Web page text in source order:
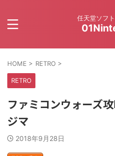
任天堂ソフ
HOME > RETRO >
RETRO
ファミコンウォーズ
ジマ
2018年9月28日